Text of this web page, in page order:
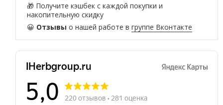
🎁 Получите кэшбек с каждой покупки и
накопительную скидку
😀 Отзывы о нашей работе вгруппе Вконтакте